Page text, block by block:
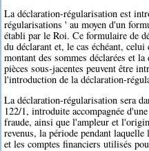
La déclaration-régularisation est
régularisations ' au moyen d'un
établi par le Roi. Ce formulaire de
du déclarant et, le cas échéant,
montant des sommes déclarées et
pièces sous-jacentes peuvent être
l'introduction de la déclaration-
La déclaration-régularisation sera
122/1, introduite accompagnée
fraude, ainsi que l'ampleur et
revenus, la période pendant
et les comptes financiers utilisés